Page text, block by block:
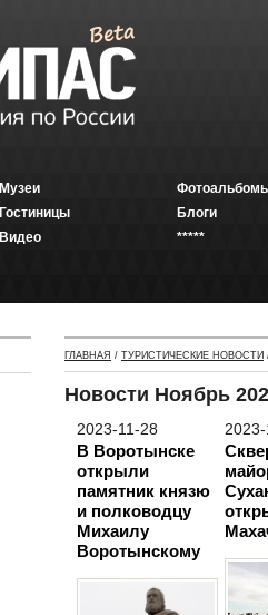
Музеи
Гостиницы
Видео
Блоги
*****
ГЛАВНАЯ / ТУРИСТИЧЕСКИЕ НОВОСТИ
Новости Ноябрь
2023-11-28
В Воротынске
открыли
памятник князю
и полководцу
Михаилу
Воротынскому